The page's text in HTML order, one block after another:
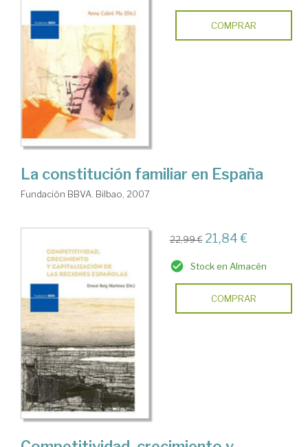
COMPRAR
La constitución familiar en España
Fundación BBVA. Bilbao, 2007
22,99 € 21,84 €
Stock en Almacén
COMPRAR